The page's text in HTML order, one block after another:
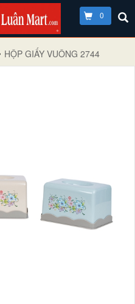
0
HỘP GIẤY VUÔNG 2744